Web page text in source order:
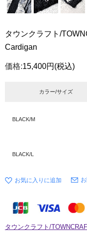
タウンクラフト/
Cardigan
価格:15,400円 (税込)
カラー/サイズ
BLACK/M
BLACK/L
タウンクラフト/